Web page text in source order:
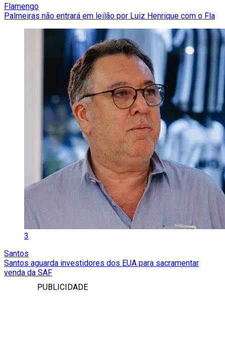
Flamengo
Palmeiras não entrará em leilão por Luiz Henrique com o Fla
3
Santos
Santos aguarda investidores dos EUA para sacramentar
venda da SAF
PUBLICIDADE